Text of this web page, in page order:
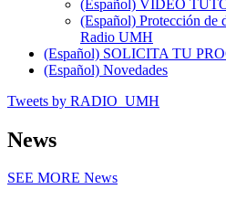
(Español) VÍDEO
(Español) Protección de
Radio UMH
(Español) SOLICITA TU
(Español) Novedades
Tweets by RADIO_UMH
News
SEE MORE News